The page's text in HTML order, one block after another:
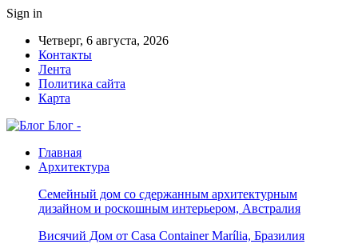
Sign in
Четверг, 6 августа, 2026
Контакты
Лента
Политика сайта
Карта
Блог -
Главная
Архитектура
Семейный дом со сдержанным архитектурным
дизайном и роскошным интерьером, Австралия
Висячий Дом от Casa Container Marília, Бразилия